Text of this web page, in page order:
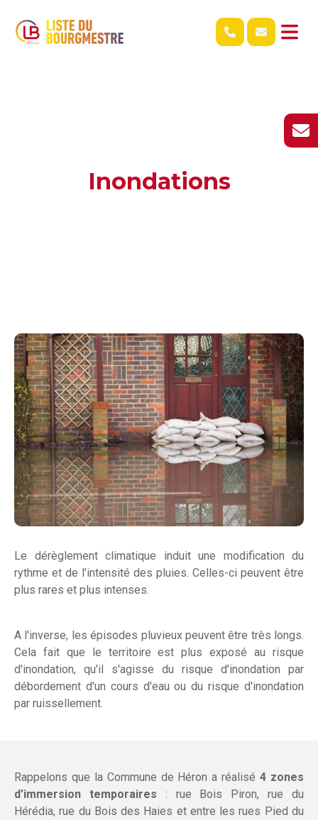
Inondations
Le dérèglement climatique induit une modification du
rythme et de l'intensité des pluies. Celles-ci peuvent être
plus rares et plus intenses.
A l'inverse, les épisodes pluvieux peuvent être très longs.
Cela fait que le territoire est plus exposé au risque
d'inondation, qu'il s'agisse du risque d'inondation par
débordement d'un cours d'eau ou du risque d'inondation
par ruissellement.
Rappelons que la Commune de Héron a réalisé4 zones
d’immersion temporaires : rue Bois Piron, rue du
Hérédia, rue du Bois des Haies et entre les rues Pied du